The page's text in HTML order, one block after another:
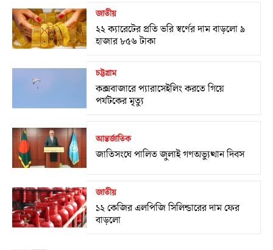
জাতীয়
২২ ক্যারেটের প্রতি ভরি স্বর্ণের দাম বাড়লো ৯
হাজার ৮৫৬ টাকা
চট্টগ্রাম
কক্সবাজারে প্যারাসেইলিং করতে গিয়ে
পর্যটকের মৃত্যু
আন্তর্জাতিক
জাতিসংঘে পালিত জুলাই গণঅভ্যুত্থান দিবস
জাতীয়
১২ কেজির এলপিজি সিলিন্ডারের দাম ফের
বাড়লো